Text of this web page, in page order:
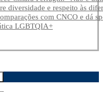
diversidade e respeito às
com CNCO e dá
LGBTQIA+